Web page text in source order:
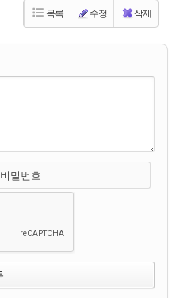
목록 수정 삭제
비밀번호